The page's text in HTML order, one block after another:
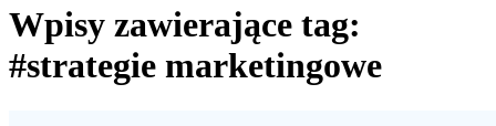
Wpisy zawierające tag:
#strategie marketingowe